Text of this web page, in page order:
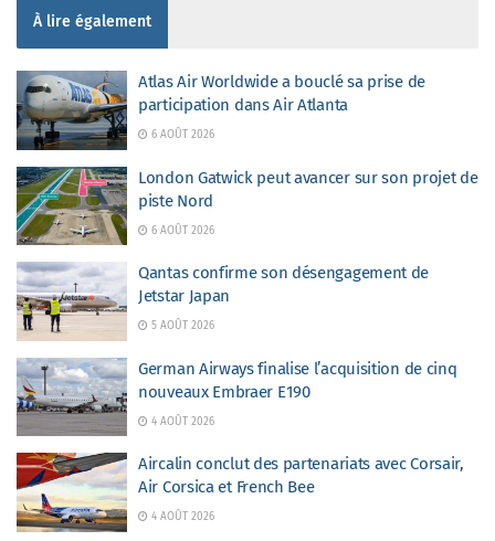
À lire également
Atlas Air Worldwide a bouclé sa prise de
participation dans Air Atlanta
6 AOÛT 2026
London Gatwick peut avancer sur son projet de
piste Nord
6 AOÛT 2026
Qantas confirme son désengagement de
Jetstar Japan
5 AOÛT 2026
German Airways finalise l’acquisition de cinq
nouveaux Embraer E190
4 AOÛT 2026
Aircalin conclut des partenariats avec Corsair,
Air Corsica et French Bee
4 AOÛT 2026